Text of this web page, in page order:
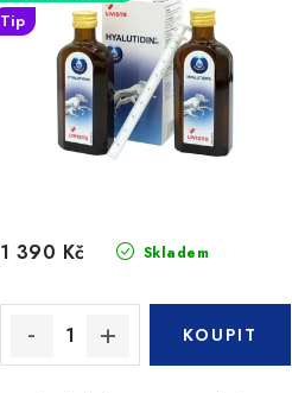
Tip
Skladem
1 390 Kč